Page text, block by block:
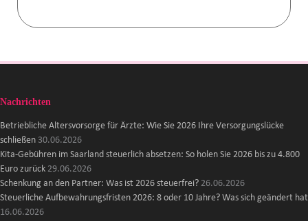
Nachrichten
Betriebliche Altersvorsorge für Ärzte: Wie Sie 2026 Ihre Versorgungslücke
schließen 30.06.2026
Kita-Gebühren im Saarland steuerlich absetzen: So holen Sie 2026 bis zu 4.800
Euro zurück 29.06.2026
Schenkung an den Partner: Was ist 2026 steuerfrei? 26.06.2026
Steuerliche Aufbewahrungsfristen 2026: 8 oder 10 Jahre? Was sich geändert hat
16.06.2026